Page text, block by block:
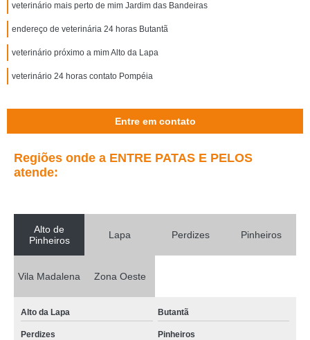
veterinário mais perto de mim Jardim das Bandeiras
endereço de veterinária 24 horas Butantã
veterinário próximo a mim Alto da Lapa
veterinário 24 horas contato Pompéia
Entre em contato
Regiões onde a ENTRE PATAS E PELOS
atende:
Alto de
Pinheiros
Lapa Perdizes Pinheiros
Vila Madalena Zona Oeste
Alto da Lapa Butantã
Perdizes Pinheiros